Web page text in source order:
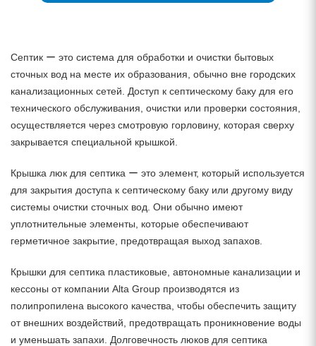
Септик ー это система для обработки и очистки бытовых
сточных вод на месте их образования, обычно вне городских
канализационных сетей. Доступ к септическому баку для его
технического обслуживания, очистки или проверки состояния,
осуществляется через смотровую горловину, которая сверху
закрывается специальной крышкой.
Крышка люк для септика ー это элемент, который используется
для закрытия доступа к септическому баку или другому виду
системы очистки сточных вод. Они обычно имеют
уплотнительные элементы, которые обеспечивают
герметичное закрытие, предотвращая выход запахов.
Крышки для септика пластиковые, автономные канализации и
кессоны от компании Alta Group производятся из
полипропилена высокого качества, чтобы обеспечить защиту
от внешних воздействий, предотвращать проникновение воды
и уменьшать запахи. Долговечность люков для септика